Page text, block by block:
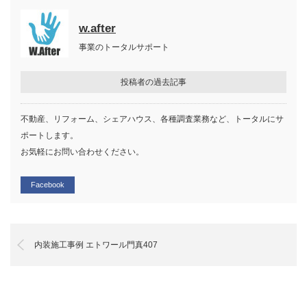
w.after
事業のトータルサポート
投稿者の過去記事
不動産、リフォーム、シェアハウス、各種調査業務など、トータルにサ
ポートします。
お気軽にお問い合わせください。
Facebook
内装施工事例 エトワール門真407